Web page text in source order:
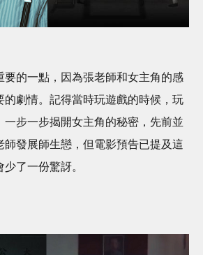
要的一點，因為張老師和女主角的感
的劇情。記得當時玩遊戲的時候，玩
一步一步揭開女主角的秘密，先前並
師發展師生戀，但電影預告已提及這
了一份驚訝。